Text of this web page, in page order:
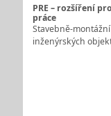
PRE – rozšíření
práce
Stavebně-
inženýrských